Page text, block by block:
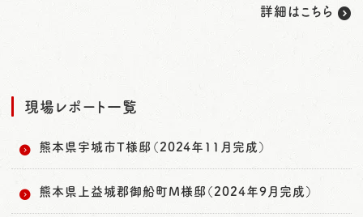
詳細はこちら
現場レポート一覧
熊本県宇城市T様邸（2024年11月完成）
熊本県上益城郡御船町M様邸（2024年9月完成）